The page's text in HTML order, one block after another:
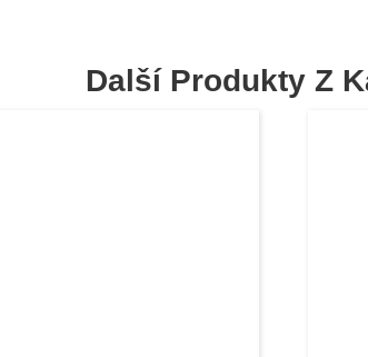
Další Produkty Z